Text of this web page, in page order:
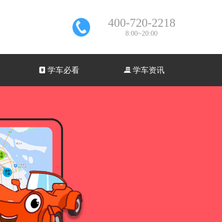
400-720-2218
8:00~20:00
낇 学车必看 끉 学车资讯